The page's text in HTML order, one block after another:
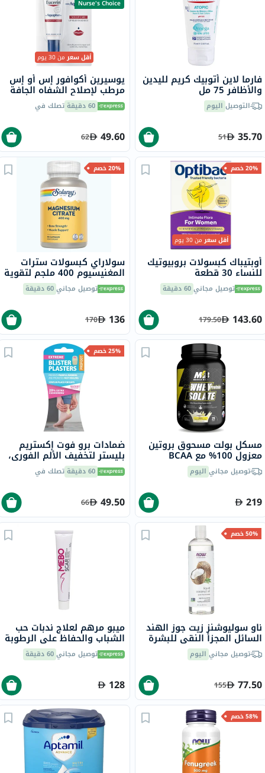
فارما لاين أتوبيك كريم لليدين
والأظافر 75 مل
التوصيل اليوم
35.70
51
Nurse's Choice
أقل سعرمن 30 يوم
يوسيرين أكوافور إس أو إس
مرطب لإصلاح الشفاه الجافة
والمتشققة 10 مل
60 دقيقة تصلك في
49.60
62
20% خصم
أقل سعرمن 30 يوم
أوبتيباك كبسولات بروبيوتيك
للنساء 30 قطعة
توصيل مجاني60 دقيقة
143.60
179.50
20% خصم
سولاراي كبسولات سترات
المغنيسيوم 400 ملجم لتقوية
العظام ودعم العضلات، 90
قطعة توصيل مجاني60 دقيقة
136
170
مسكل بولت مسحوق بروتين
معزول 100% مع BCAA
رطلتوصيل مجاني اليوم
219
25% خصم
ضمادات برو فوت إكستريم
بليستر لتخفيف الألم الفوري،
4 ضمادات 60 دقيقة تصلك في
49.50
66
50% خصم
ناو سوليوشنز زيت جوز الهند
السائل المجزأ النقي للبشرة
الجافة والشعر 475 مل
توصيل مجاني اليوم
77.50
155
ميبو مرهم لعلاج ندبات حب
الشباب والحفاظ على الرطوبة
50 جرام توصيل مجاني60 دقيقة
128
58% خصم